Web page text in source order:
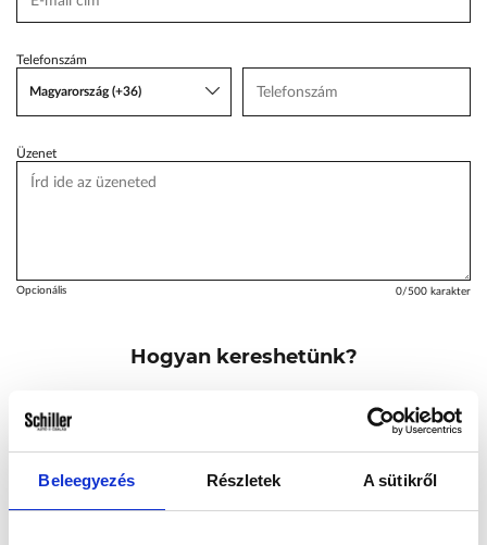
Beleegyezés Részletek A sütikről
Telefonszám
Magyarország (+36)
Üzenet
Opcionális 0/500 karakter
Hogyan kereshetünk?
Telefonon